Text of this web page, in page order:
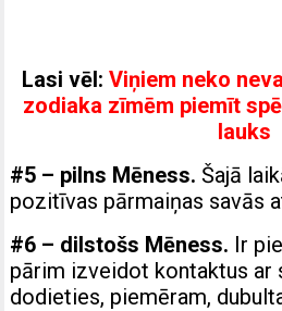
Lasi vēl: Viņiem neko
zodiaka zīmēm piemīt
lauks
#5 – pilns Mēness. Šajā
pozitīvas pārmaiņas savās
#6 – dilstošs Mēness. Ir
pārim izveidot kontaktus ar
dodieties, piemēram,